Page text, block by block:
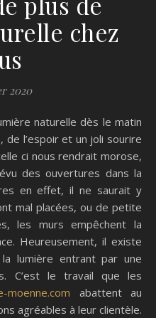
chez
2020
de l’espoir et un joli sourire
ci nous rendrait morose,
des ouvertures dans la
en effet, il ne saurait y
mal placées, ou de petite
les murs empêchent la
Heureusement, il existe
lumière entrant par une
C’est le travail que les
moenne.com abattent au
agréables à leur clientèle.